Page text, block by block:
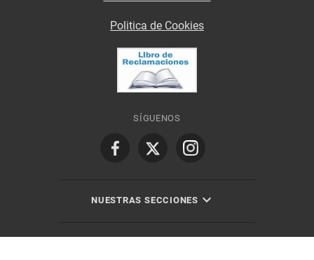
Politica de Cookies
SÍGUENOS
NUESTRAS SECCIONES